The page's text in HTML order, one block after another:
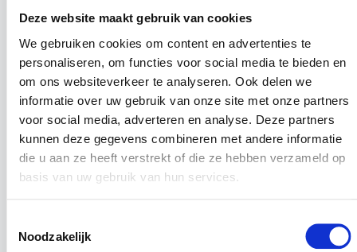
Deze website maakt gebruik van cookies
We gebruiken cookies om content en advertenties te
personaliseren, om functies voor social media te bieden en
om ons websiteverkeer te analyseren. Ook delen we
informatie over uw gebruik van onze site met onze partners
voor social media, adverteren en analyse. Deze partners
kunnen deze gegevens combineren met andere informatie
die u aan ze heeft verstrekt of die ze hebben verzameld op
basis van uw gebruik van hun services.
Noodzakelijk
BEHANGEN
Leer in één dag hoe je verschillende soorten
behang vakkundig aanbrengt
1 dag
Lees meer